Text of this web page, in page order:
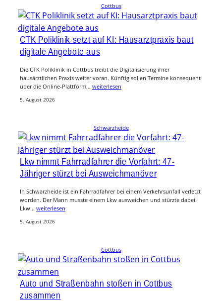
Cottbus
CTK Poliklinik setzt auf KI: Hausarztpraxis baut
digitale Angebote aus
Die CTK Poliklinik in Cottbus treibt die Digitalisierung ihrer
hausärztlichen Praxis weiter voran. Künftig sollen Termine konsequent
über die Online-Plattform… weiterlesen
5. August 2026
Schwarzheide
Lkw nimmt Fahrradfahrer die Vorfahrt: 47-
Jähriger stürzt bei Ausweichmanöver
In Schwarzheide ist ein Fahrradfahrer bei einem Verkehrsunfall verletzt
worden. Der Mann musste einem Lkw ausweichen und stürzte dabei.
Lkw… weiterlesen
5. August 2026
Cottbus
Auto und Straßenbahn stoßen in Cottbus
zusammen